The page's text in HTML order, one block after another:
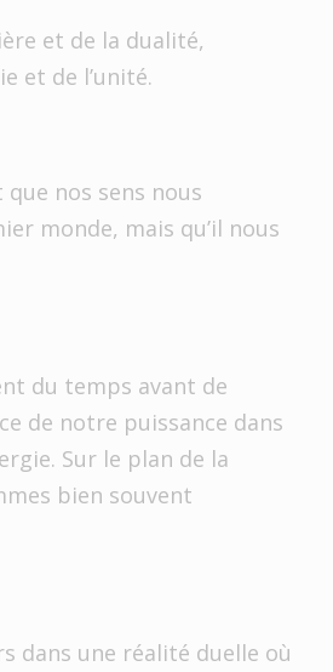
et de la dualité,
et de l’unité.
que nos sens nous
monde, mais qu’il nous
du temps avant de
de notre puissance dans
Sur le plan de la
bien souvent
dans une réalité duelle où